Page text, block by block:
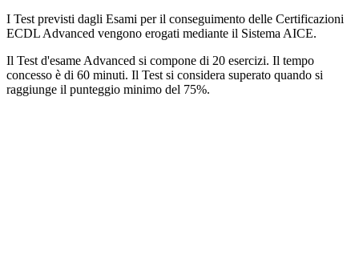
I Test previsti dagli Esami per il conseguimento delle Certificazioni
ECDL Advanced vengono erogati mediante il Sistema AICE.
Il Test d'esame Advanced si compone di 20 esercizi. Il tempo
concesso è di 60 minuti. Il Test si considera superato quando si
raggiunge il punteggio minimo del 75%.